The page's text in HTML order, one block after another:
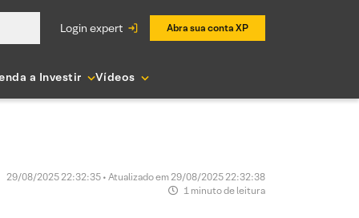
login expert Abra sua conta XP
a Investir Vídeos
29/08/2025 22:32:35 • Atualizado em 29/08/2025 22:32:38
1 minuto de leitura